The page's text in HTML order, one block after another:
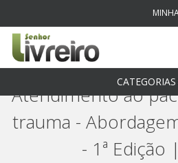
CATEGORIAS
Atendimento ao
trauma -
- 1ª Edição